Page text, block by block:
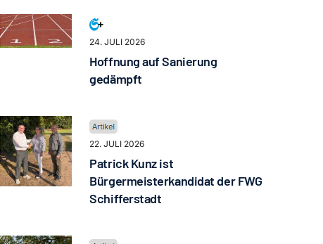
24. JULI 2026
Hoffnung auf Sanierung
gedämpft
22. JULI 2026
Patrick Kunz ist
Bürgermeisterkandidat der FWG
Schifferstadt